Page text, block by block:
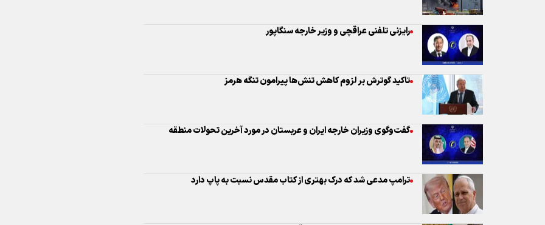
رایزنی تلفنی عراقچی و وزیر خارجه سنگاپور
تاکید گوترش بر لزوم کاهش تنش‌ها پیرامون تنگه هرمز
گفت‌وگوی وزیران خارجه ایران و عربستان در مورد آخرین تحولات منطقه
ترامپ مدعی شد که درک بهتری از کتاب مقدس نسبت به پاپ دارد